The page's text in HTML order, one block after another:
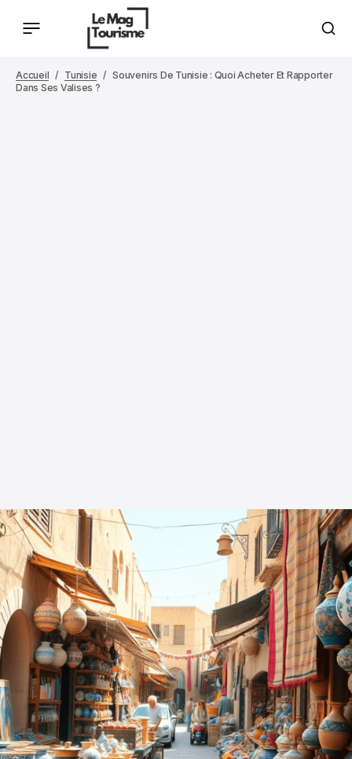
Accueil Tunisie
Souvenirs De Tunisie : Quoi Acheter Et Rapporter
Dans Ses Valises ?